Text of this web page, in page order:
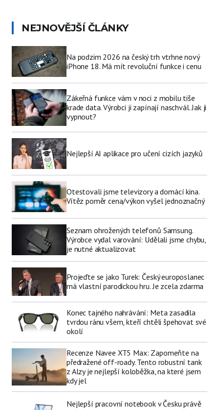
NEJNOVĚJŠÍ ČLÁNKY
Na podzim 2026 na český trh vtrhne nový
iPhone 18. Má mít revoluční funkce i cenu
Zákeřná funkce vám v noci z mobilu tiše
krade data. Výrobci ji zapínají naschvál. Jak ji
vypnout?
Nejlepší AI aplikace pro učení cizích jazyků
Otestovali jsme televizory a domácí kina.
Vítěz poměr cena/výkon vyšel jednoznačný
Seznam ohrožených telefonů Samsung.
Výrobce vydal varování: Udělali jsme chybu,
je nutné aktualizovat
Projeďte se jako Turek: Český europoslanec
má vlastní parodickou hru. Je zcela zdarma
Konec tajného nahrávání: Meta zasadila
tvrdou ránu všem, kteří chtěli špehovat své
okolí
Recenze Navee XT5 Max: Zapomeňte na
předražené off-roady. Tento robustní tank
z Alzy je nejlepší koloběžka, na které jsem
kdy jel
Nejlepší pracovní notebook v Česku právě